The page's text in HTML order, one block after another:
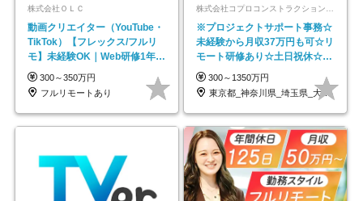
株式会社ＯＬＣ
動画クリエイター（YouTube・
TikTok）【フレックス/フルリ
モ】未経験OK｜Web研修1年間
｜副業OK
300～350万円
フルリモートあり
※プロジェクトサポート事務☆
未経験から月収37万円も可☆リ
モート研修あり☆土日祝休☆20
代～30代活躍/b
300～1350万円
東京都_神奈川県_埼玉県_大阪府_愛知県…